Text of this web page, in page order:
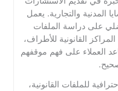
المدنية والتجارية. يعمل
على دراسة الملفات
القانونية للأطراف،
العملاء على فهم موقفهم
للملفات القانونية،